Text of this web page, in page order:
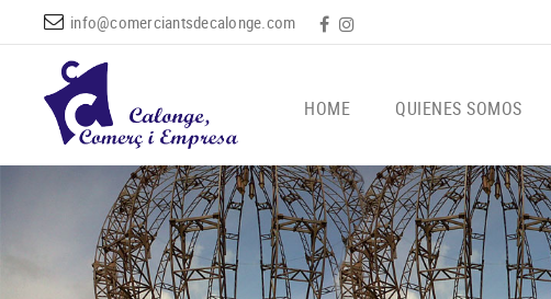
info@comerciantsdecalonge.com
HOME QUIENES SOMOS